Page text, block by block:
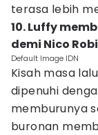
terasa lebih
10. Luffy
demi Nico
Default Image IDN
Kisah masa
dipenuhi
memburunya
buronan